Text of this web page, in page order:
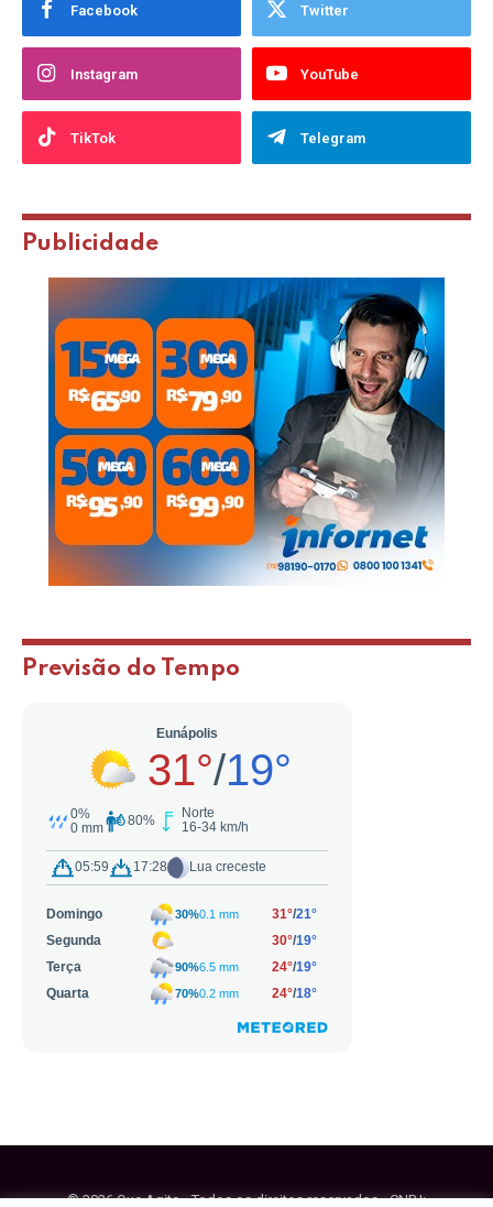
Facebook Twitter
Instagram YouTube
TikTok Telegram
Publicidade
Previsão do Tempo
© 2026 Que Agito - Todos os direitos reservados - CNPJ: